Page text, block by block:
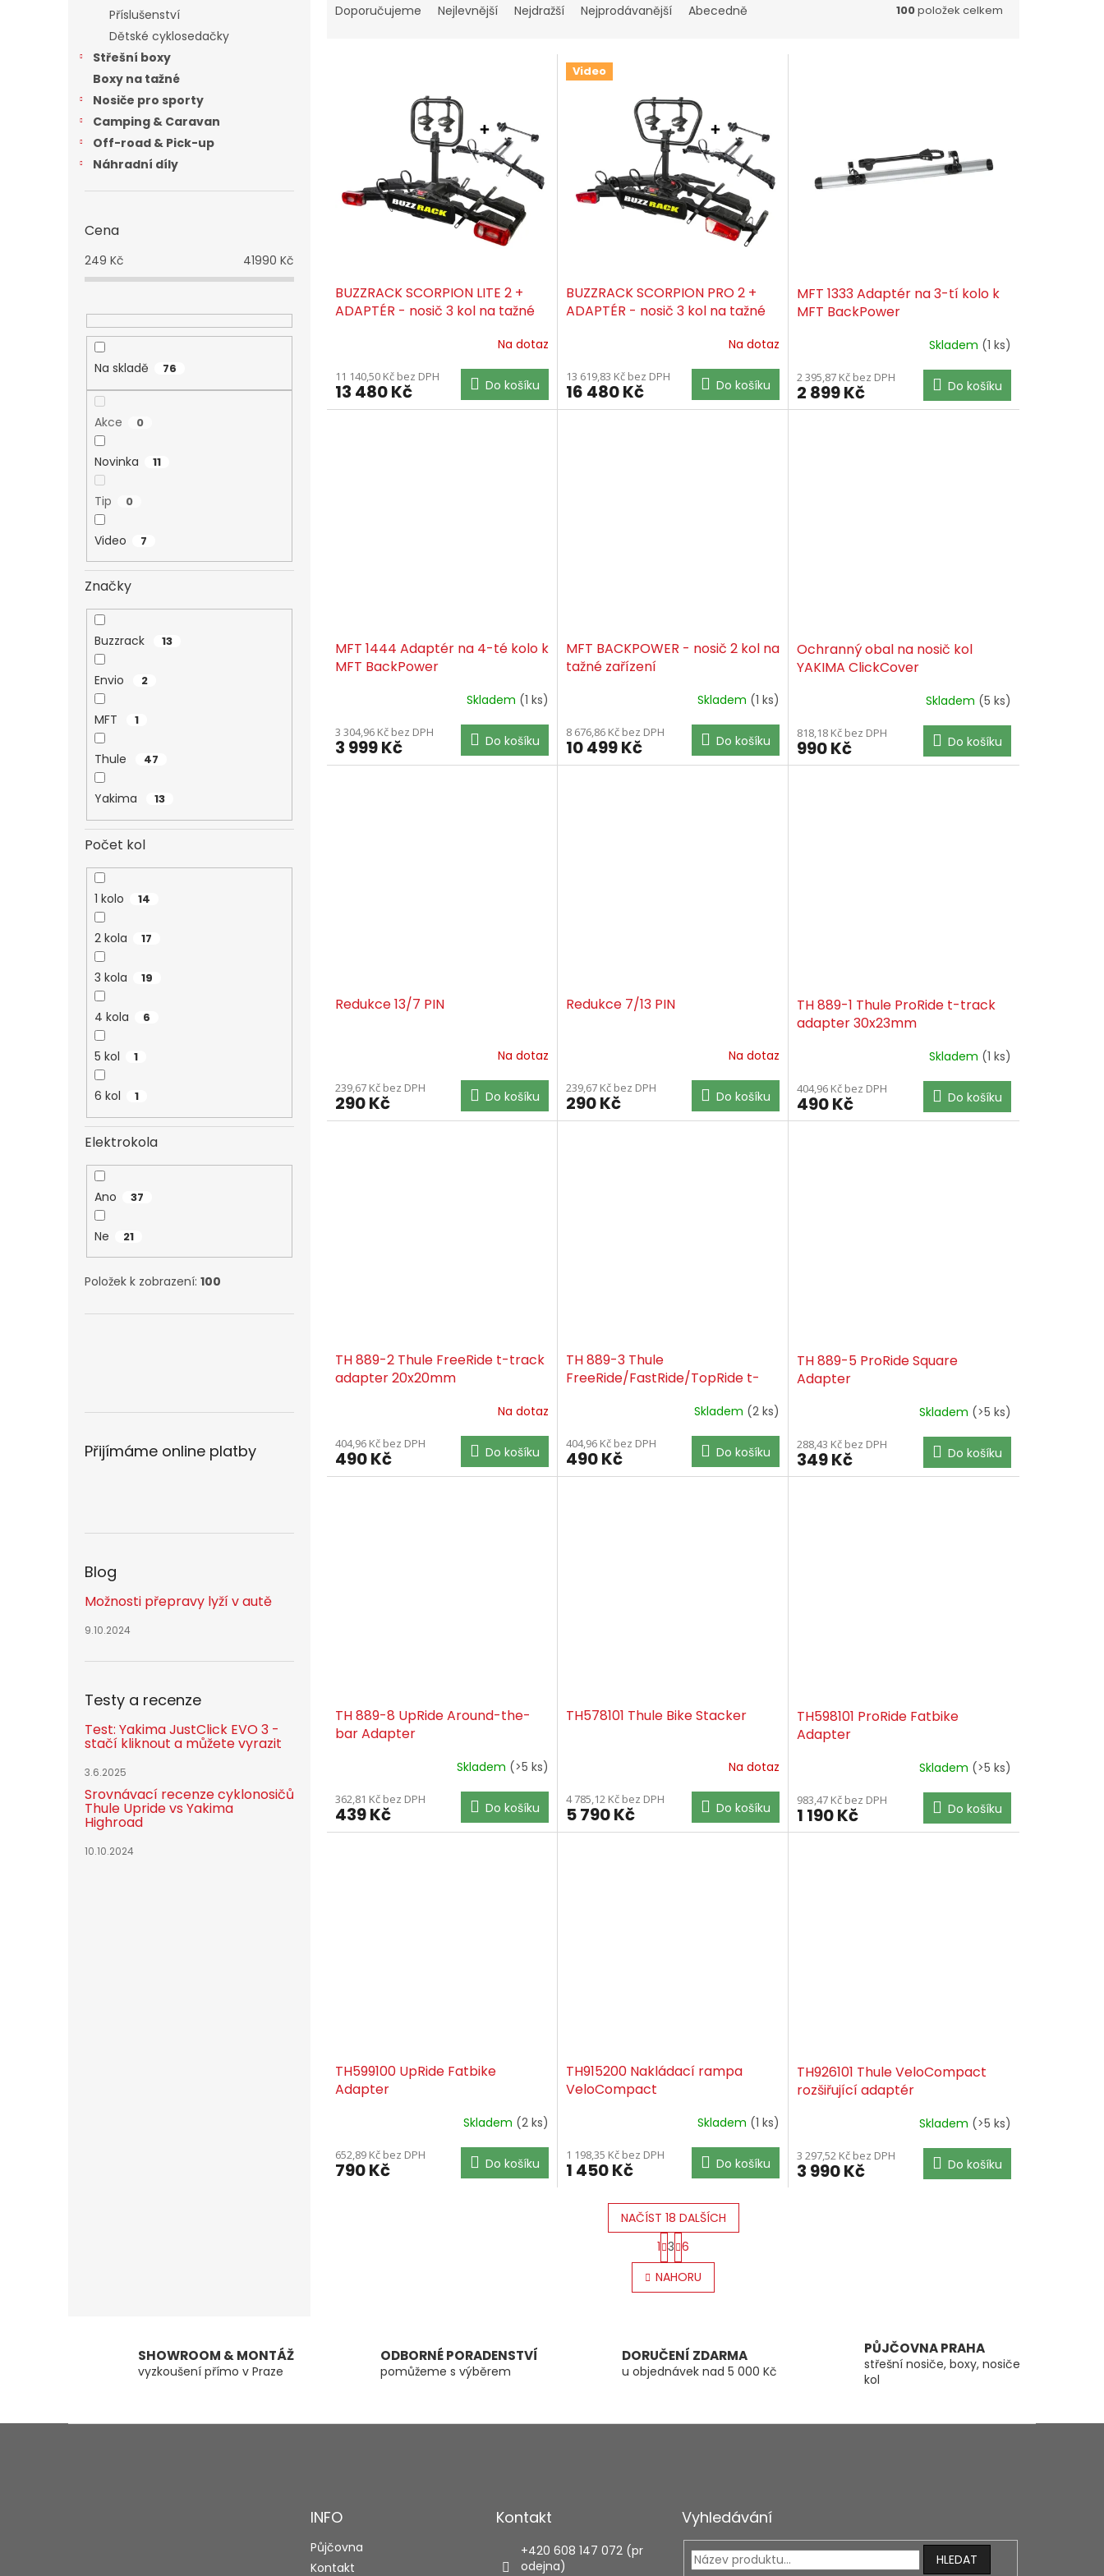
Příslušenství
Dětské cyklosedačky
Střešní boxy
Boxy na tažné
Nosiče pro sporty
Camping & Caravan
Off-road & Pick-up
Náhradní díly
Cena
249 Kč 41990 Kč
Na skladě 76
Akce 0
Novinka 11
Tip 0
Video 7
Značky
Buzzrack 13
Envio 2
MFT 1
Thule 47
Yakima 13
Počet kol
1 kolo 14
2 kola 17
3 kola 19
4 kola 6
5 kol 1
6 kol 1
Elektrokola
Ano 37
Ne 21
Položek k zobrazení: 100
Přijímáme online platby
Blog
Možnosti přepravy lyží v autě
9.10.2024
Testy a recenze
Test: Yakima JustClick EVO 3 -
stačí kliknout a můžete vyrazit
3.6.2025
Srovnávací recenze cyklonosičů
Thule Upride vs Yakima
Highroad
10.10.2024
aDoporučujeme Nejlevnější Nejdražší Nejprodávanější Abecedně 100položek celkem
BUZZRACK SCORPION LITE 2 +
ADAPTÉR - nosič 3 kol na tažné
Na dotaz
11 140,50 Kč bez DPH
13 480 Kč Do košíku
Video
BUZZRACK SCORPION PRO 2 +
ADAPTÉR - nosič 3 kol na tažné
Na dotaz
13 619,83 Kč bez DPH
16 480 Kč Do košíku
MFT 1333 Adaptér na 3-tí kolo k
MFT BackPower
Skladem (1 ks)
2 395,87 Kč bez DPH
2 899 Kč Do košíku
MFT 1444 Adaptér na 4-té kolo k
MFT BackPower
Skladem (1 ks)
3 304,96 Kč bez DPH
3 999 Kč Do košíku
MFT BACKPOWER - nosič 2 kol na
tažné zařízení
Skladem (1 ks)
8 676,86 Kč bez DPH
10 499 Kč Do košíku
Ochranný obal na nosič kol
YAKIMA ClickCover
Skladem (5 ks)
818,18 Kč bez DPH
990 Kč Do košíku
Redukce 13/7 PIN
Na dotaz
239,67 Kč bez DPH
290 Kč Do košíku
Redukce 7/13 PIN
Na dotaz
239,67 Kč bez DPH
290 Kč Do košíku
TH 889-1 Thule ProRide t-track
adapter 30x23mm
Skladem (1 ks)
404,96 Kč bez DPH
490 Kč Do košíku
TH 889-2 Thule FreeRide t-track
adapter 20x20mm
Na dotaz
404,96 Kč bez DPH
490 Kč Do košíku
TH 889-3 Thule
FreeRide/FastRide/TopRide t-
Skladem (2 ks)
404,96 Kč bez DPH
490 Kč Do košíku
TH 889-5 ProRide Square
Adapter
Skladem (>5 ks)
288,43 Kč bez DPH
349 Kč Do košíku
TH 889-8 UpRide Around-the-
bar Adapter
Skladem (>5 ks)
362,81 Kč bez DPH
439 Kč Do košíku
TH578101 Thule Bike Stacker
Na dotaz
4 785,12 Kč bez DPH
5 790 Kč Do košíku
TH598101 ProRide Fatbike
Adapter
Skladem (>5 ks)
983,47 Kč bez DPH
1 190 Kč Do košíku
TH599100 UpRide Fatbike
Adapter
Skladem (2 ks)
652,89 Kč bez DPH
790 Kč Do košíku
TH915200 Nakládací rampa
VeloCompact
Skladem (1 ks)
1 198,35 Kč bez DPH
1 450 Kč Do košíku
TH926101 Thule VeloCompact
rozšiřující adaptér
Skladem (>5 ks)
3 297,52 Kč bez DPH
3 990 Kč Do košíku
O
v
c
í
p
k
NAČÍST 18 DALŠÍCH
S
t
r
á
n
á
n
í
1 3 6
NAHORU
SHOWROOM & MONTÁŽ
vyzkoušení přímo v Praze
ODBORNÉ PORADENSTVÍ
pomůžeme s výběrem
DORUČENÍ ZDARMA
u objednávek nad 5 000 Kč
PŮJČOVNA PRAHA
střešní nosiče, boxy, nosiče
kol
Z
INFO
Půjčovna
Kontakt
Kontakt
+420 608 147 072 (pr
odejna)
Vyhledávání
HLEDAT